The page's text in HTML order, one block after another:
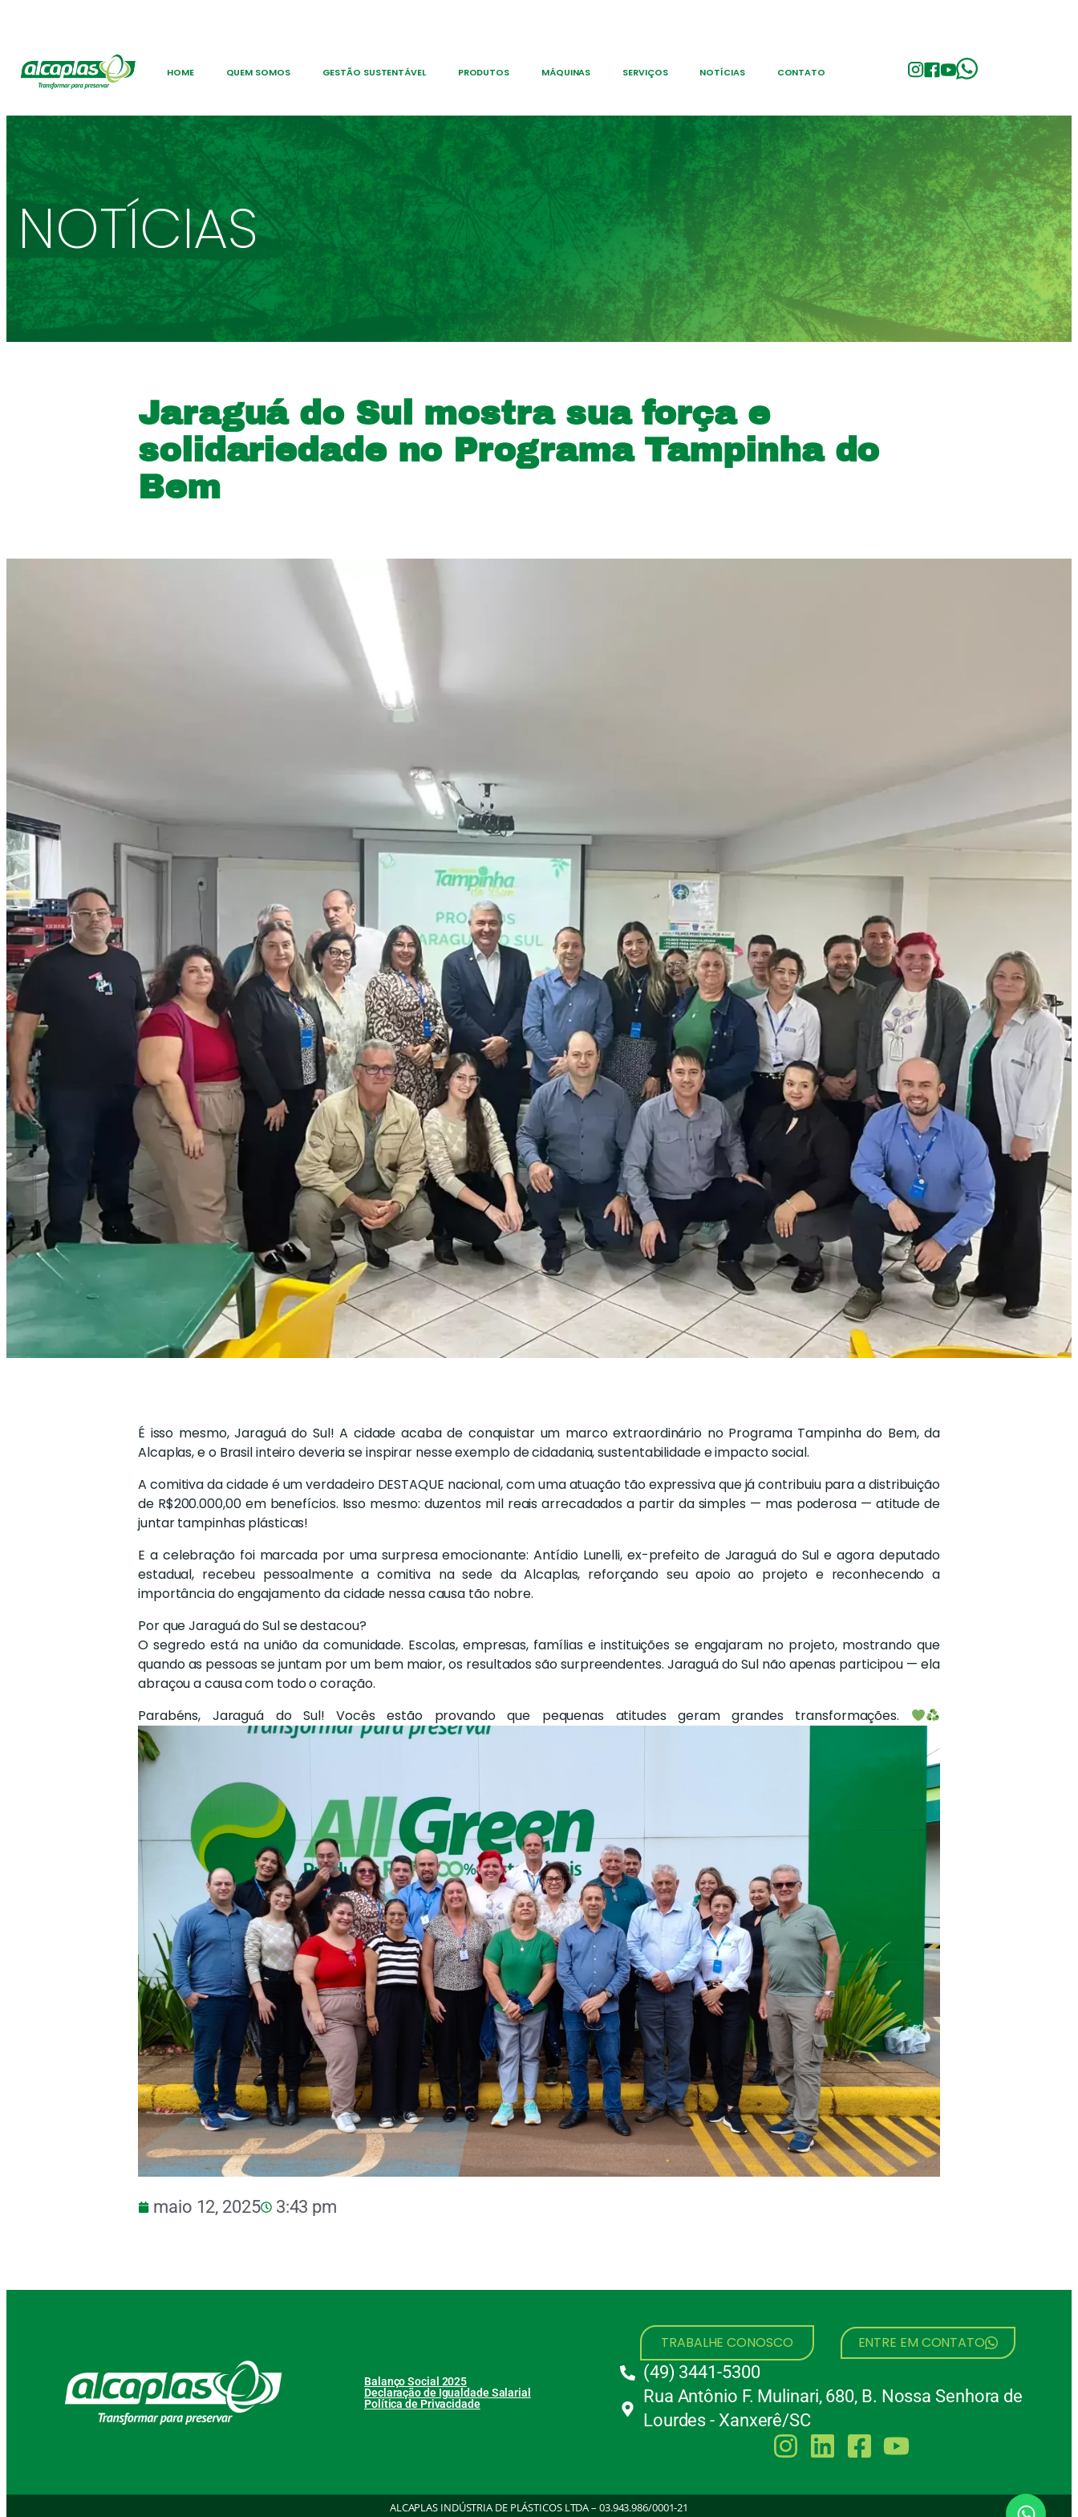
HOME QUEM SOMOS GESTÃO SUSTENTÁVEL PRODUTOS MÁQUINAS SERVIÇOS NOTÍCIAS CONTATO
NOTÍCIAS
Jaraguá do Sul mostra sua força e
solidariedade no Programa Tampinha do
Bem
É isso mesmo, Jaraguá do Sul! A cidade acaba de conquistar um marco extraordinário no Programa Tampinha do Bem, da
Alcaplas, e o Brasil inteiro deveria se inspirar nesse exemplo de cidadania, sustentabilidade e impacto social.
A comitiva da cidade é um verdadeiro DESTAQUE nacional, com uma atuação tão expressiva que já contribuiu para a distribuição
de R$200.000,00 em benefícios. Isso mesmo: duzentos mil reais arrecadados a partir da simples — mas poderosa — atitude de
juntar tampinhas plásticas!
E a celebração foi marcada por uma surpresa emocionante: Antídio Lunelli, ex-prefeito de Jaraguá do Sul e agora deputado
estadual, recebeu pessoalmente a comitiva na sede da Alcaplas, reforçando seu apoio ao projeto e reconhecendo a
importância do engajamento da cidade nessa causa tão nobre.
Por que Jaraguá do Sul se destacou?
O segredo está na união da comunidade. Escolas, empresas, famílias e instituições se engajaram no projeto, mostrando que
quando as pessoas se juntam por um bem maior, os resultados são surpreendentes. Jaraguá do Sul não apenas participou — ela
abraçou a causa com todo o coração.
Parabéns, Jaraguá do Sul! Vocês estão provando que pequenas atitudes geram grandes transformações.
maio 12, 2025 3:43 pm
Balanço Social 2025
Declaração de Igualdade Salarial
Política de Privacidade
TRABALHE CONOSCO ENTRE EM CONTATO
(49) 3441-5300
Rua Antônio F. Mulinari, 680, B. Nossa Senhora de
Lourdes - Xanxerê/SC
ALCAPLAS INDÚSTRIA DE PLÁSTICOS LTDA – 03.943.986/0001-21